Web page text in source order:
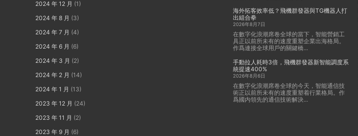
2024 年 12 月 (1)
2024 年 8 月 (3)
2024 年 7 月 (4)
2024 年 6 月 (6)
2024 年 3 月 (2)
2024 年 2 月 (14)
2024 年 1 月 (13)
2023 年 12 月 (24)
2023 年 11 月 (2)
2023 年 9 月 (6)
海外拓客效率低？飛機群發器與TG機器人打
出組合拳
2026年8月7日
在數字化浪潮席卷全球的當下，智能營銷工
具正以前所未有的速度重塑企業出海格局。
作爲連接全球用戶的關鍵橋...
手動拉人耗時3倍，飛機群發器新智能調度系
統提速400%
2026年8月6日
在數字化浪潮席卷全球的今天，智能通信技
術正以前所未有的速度重塑着行業格局。作
爲國内領先的通信技術解決...